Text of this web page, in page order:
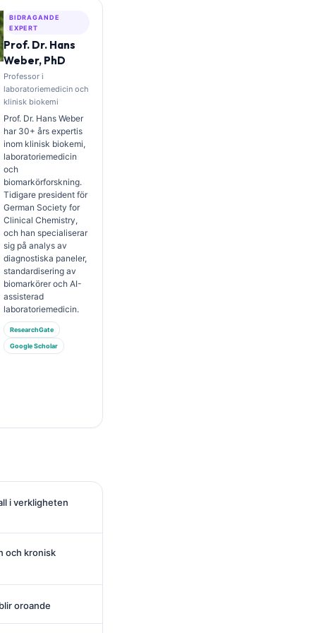
BIDRAGANDE
EXPERT
Prof. Dr. Hans
Weber, PhD
Professor i
laboratoriemedicin och
klinisk biokemi
Prof. Dr. Hans Weber
har 30+ års expertis
inom klinisk biokemi,
laboratoriemedicin
och
biomarkörforskning.
Tidigare president för
German Society for
Clinical Chemistry,
och han specialiserar
sig på analys av
diagnostiska paneler,
standardisering av
biomarkörer och AI-
assisterad
laboratoriemedicin.
ResearchGate
Google Scholar
i verkligheten
och kronisk
oroande